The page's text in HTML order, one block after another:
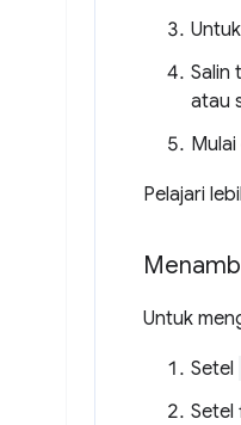
Salin
atau
Pelajari
Untuk
Setel
Setel